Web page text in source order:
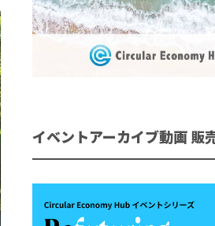
イベントアーカイブ動画 販